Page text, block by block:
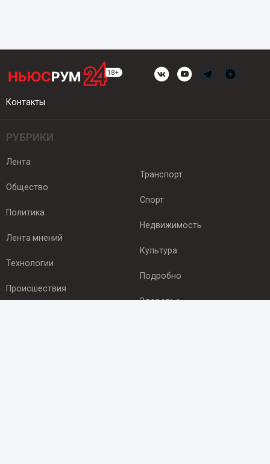
Контакты
РУБРИКИ
Лента
Общество
Политика
Лента мнений
Технологии
Происшествия
Транспорт
Спорт
Недвижимость
Культура
Подробно
Здоровье